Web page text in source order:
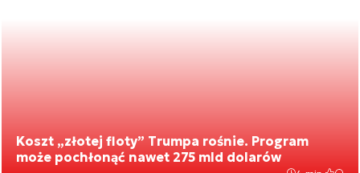
Koszt „złotej floty” Trumpa rośnie. Program
może pochłonąć nawet 275 mld dolarów